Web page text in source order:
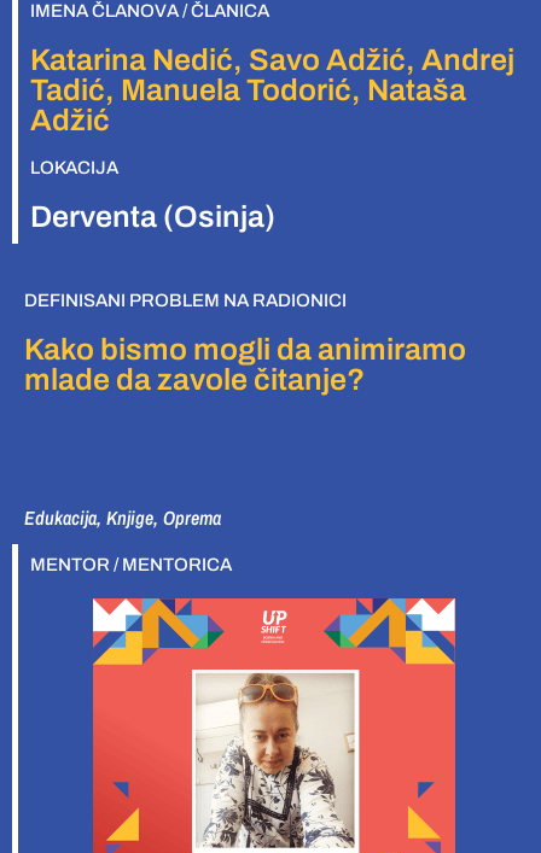
IMENA ČLANOVA / ČLANICA
Katarina Nedić, Savo Adžić, Andrej
Tadić, Manuela Todorić, Nataša
Adžić
LOKACIJA
Derventa (Osinja)
DEFINISANI PROBLEM NA RADIONICI
Kako bismo mogli da animiramo
mlade da zavole čitanje?
Edukacija, Knjige, Oprema
MENTOR / MENTORICA